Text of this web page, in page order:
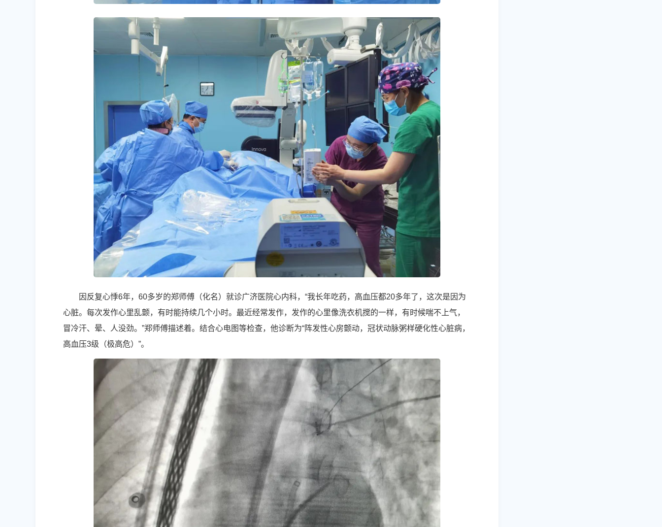
因反复心悸6年，60多岁的郑师傅（化名）就诊广济医院心内科，“我长年吃药，高血压都20多年了，这次是因为
心脏。每次发作心里乱颤，有时能持续几个小时。最近经常发作，发作的心里像洗衣机搅的一样，有时候喘不上气，
冒冷汗、晕、人没劲。”郑师傅描述着。结合心电图等检查，他诊断为“阵发性心房颤动，冠状动脉粥样硬化性心脏病，
高血压3级（极高危）”。